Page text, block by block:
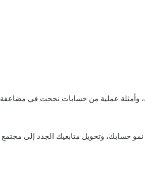
وأمثلة عملية من حسابات نجحت في مضاعفة
حسابك، وتحويل متابعيك الجدد إلى مجتمع